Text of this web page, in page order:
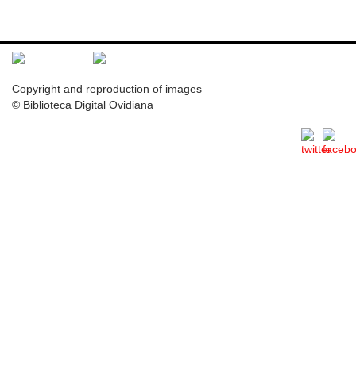
Copyright and reproduction of images
© Biblioteca Digital Ovidiana